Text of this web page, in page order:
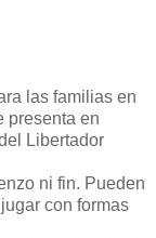
las familias en
presenta en
Libertador
ni fin. Pueden
con formas